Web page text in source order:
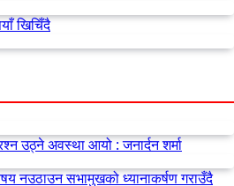
खिचिँदै
उठ्ने अवस्था आयो : जनार्दन शर्मा
नउठाउन सभामुखको ध्यानाकर्षण गराउँदै